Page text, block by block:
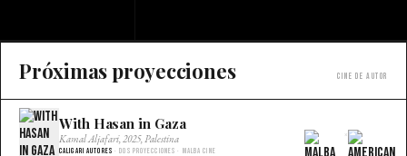
Próximas proyecciones Cine de autor
With Hasan in Gaza
Kamal Aljafari, 2025, Palestina
Caligari Autores · Dos proyecciones · Malba Cine
×